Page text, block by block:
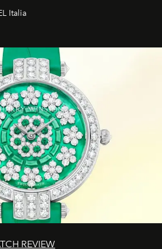
i protagonisti della storia
Italia
REVIEW